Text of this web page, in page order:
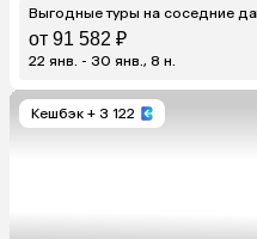
Выгодные туры на соседние
от 91 582 ₽
22 янв. - 30 янв., 8 н.
Кешбэк + 3 122